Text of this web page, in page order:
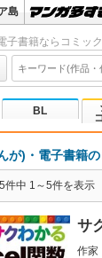
島
子書籍ならコミッ
BL
が)・電子書籍
件中 1～5件を表示
サ
作家